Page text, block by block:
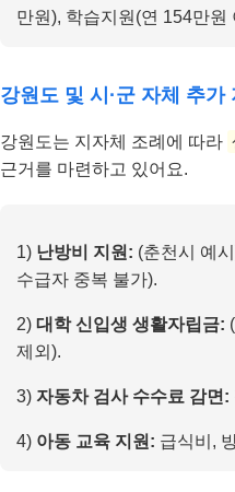
만원), 학습지원(연 154만원
강원도 및 시·군 자체 추가
강원도는 지자체 조례에 따라
근거를 마련하고 있어요.
1) 난방비 지원: (춘천시 예
수급자 중복 불가).
2) 대학 신입생 생활자립금:
제외).
3) 자동차 검사 수수료 감면:
4) 아동 교육 지원: 급식비,